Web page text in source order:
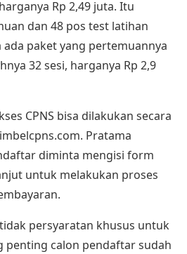
Rp 2,49 juta. Itu
dan 48 pos test latihan
ada paket yang pertemuannya
32 sesi, harganya Rp 2,9
CPNS bisa dilakukan secara
Pratama
diminta mengisi form
untuk melakukan proses
persyaratan khusus untuk
penting calon pendaftar sudah